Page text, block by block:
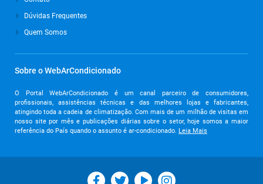
Agosto de 2023
Junho de 2023
Maio de 2023
Abril de 2023
Março de 2023
Dúvidas Frequentes
Quem Somos
Sobre o WebArCondicionado
O Portal WebArCondicionado é um canal parceiro de consumidores,
profissionais, assistências técnicas e das melhores lojas e fabricantes,
atingindo toda a cadeia de climatização. Com mais de um milhão de visitas em
nosso site por mês e publicações diárias sobre o setor, hoje somos a maior
referência do País quando o assunto é ar-condicionado. Leia Mais